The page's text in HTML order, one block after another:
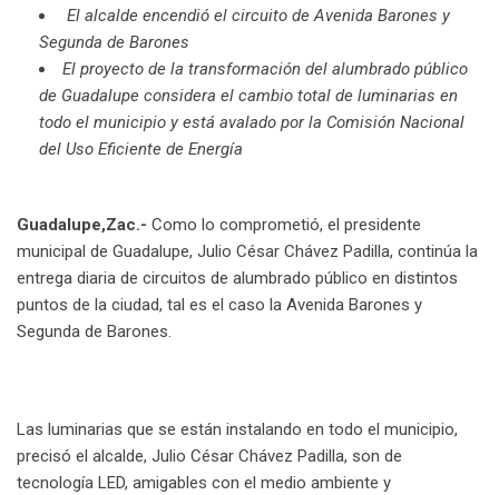
El alcalde encendió el circuito de Avenida Barones y
Segunda de Barones
El proyecto de la transformación del alumbrado público
de Guadalupe considera el cambio total de luminarias en
todo el municipio y está avalado por la Comisión Nacional
del Uso Eficiente de Energía
Guadalupe,Zac.- Como lo comprometió, el presidente
municipal de Guadalupe, Julio César Chávez Padilla, continúa la
entrega diaria de circuitos de alumbrado público en distintos
puntos de la ciudad, tal es el caso la Avenida Barones y
Segunda de Barones.
Las luminarias que se están instalando en todo el municipio,
precisó el alcalde, Julio César Chávez Padilla, son de
tecnología LED, amigables con el medio ambiente y